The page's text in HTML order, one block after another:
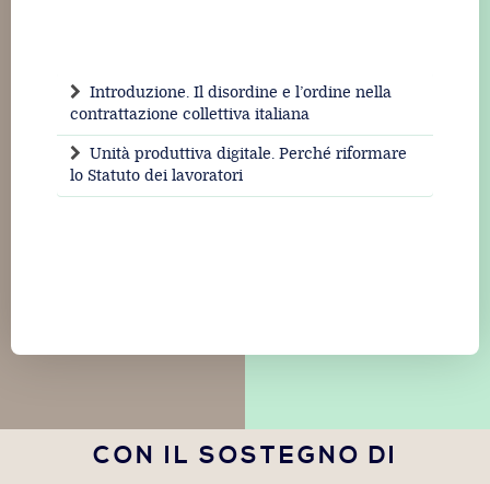
Introduzione. Il disordine e l’ordine nella
contrattazione collettiva italiana
Unità produttiva digitale. Perché riformare
lo Statuto dei lavoratori
CON IL SOSTEGNO DI